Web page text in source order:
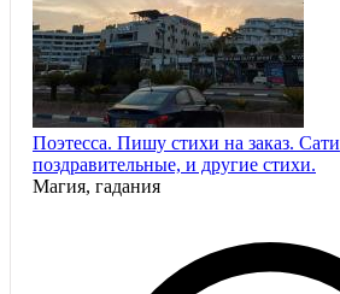
Поэтесса. Пишу стихи на заказ.
поздравительные, и другие стихи.
Магия, гадания